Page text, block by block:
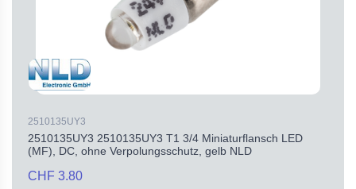
2510135UY3
2510135UY3 2510135UY3 T1 3/4 Miniaturflansch LED
(MF), DC, ohne Verpolungsschutz, gelb NLD
CHF 3.80